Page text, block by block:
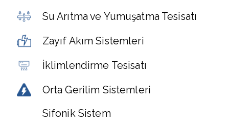
Su Arıtma ve Yumuşatma Tesisatı
Zayıf Akım Sistemleri
İklimlendirme Tesisatı
Orta Gerilim Sistemleri
Sifonik Sistem